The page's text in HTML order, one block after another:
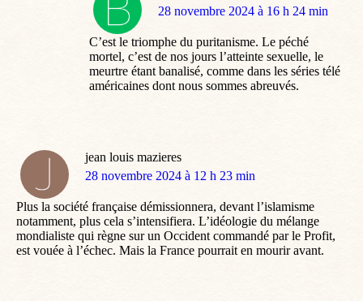
dit
28 novembre 2024 à 16 h 24 min
C’est le triomphe du puritanisme. Le péché
mortel, c’est de nos jours l’atteinte sexuelle, le
meurtre étant banalisé, comme dans les séries télé
américaines dont nous sommes abreuvés.
jean louis mazieres
dit
28 novembre 2024 à 12 h 23 min
Plus la société française démissionnera, devant l’islamisme
notamment, plus cela s’intensifiera. L’idéologie du mélange
mondialiste qui règne sur un Occident commandé par le Profit,
est vouée à l’échec. Mais la France pourrait en mourir avant.